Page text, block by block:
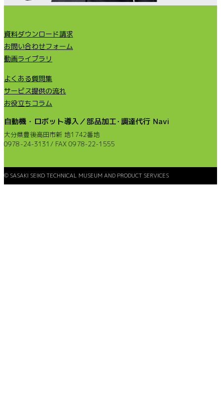
資料ダウンロード請求
お問い合わせフォーム
動画ライブラリ
よくある質問集
サービス提供の流れ
お役立ちコラム
自動機・ロボット導入／部品加工･調達代行 Navi
大分県豊後高田市新 地1742番地
0978-24-3131/ FAX 0978-22-1555
© SASAKI SEIKO TECHNICAL MUSEUM AND PRODUCT SERVICES